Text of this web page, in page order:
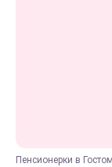
Пенсионерки в